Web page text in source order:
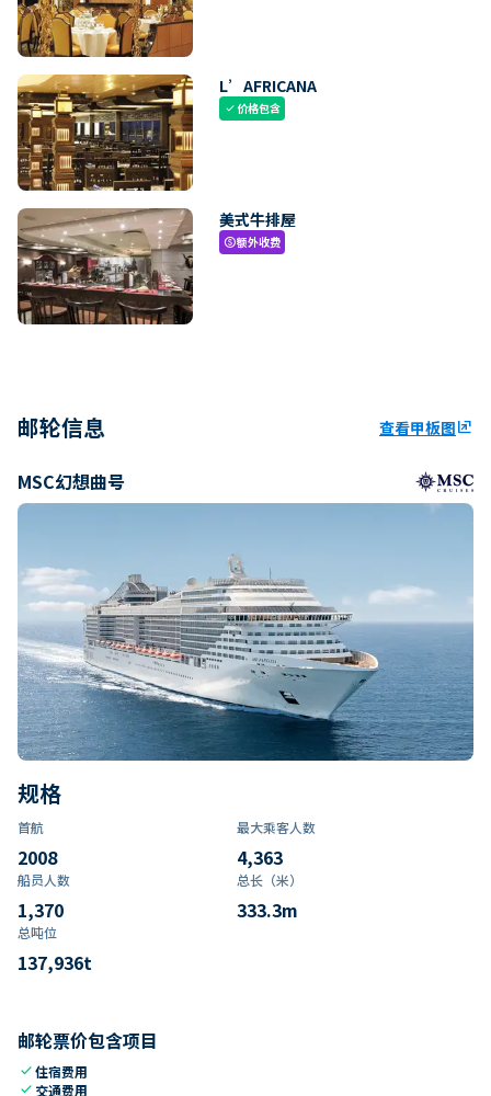
L’AFRICANA
check价格包含
美式牛排屋
paid额外收费
邮轮信息 查看甲板图ungroup
MSC幻想曲号
规格
首航
2008
最大乘客人数
4,363
船员人数
1,370
总长（米）
333.3m
总吨位
137,936t
邮轮票价包含项目
check住宿费用
check 交通费用